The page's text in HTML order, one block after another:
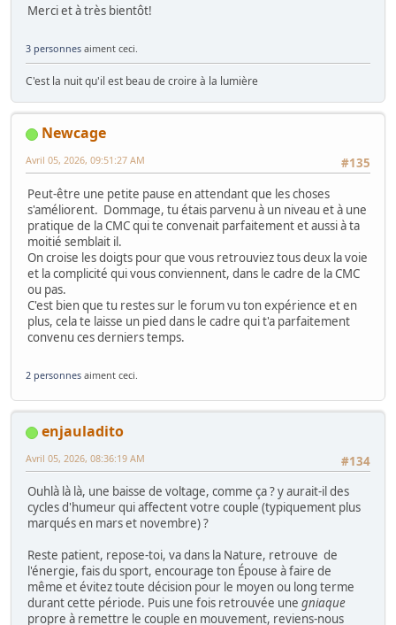
Merci et à très bientôt!
3 personnes aiment ceci.
C'est la nuit qu'il est beau de croire à la lumière
Newcage
#135
Avril 05, 2026, 09:51:27 AM
Peut-être une petite pause en attendant que les choses
s'améliorent. Dommage, tu étais parvenu à un niveau et à une
pratique de la CMC qui te convenait parfaitement et aussi à ta
moitié semblait il.
On croise les doigts pour que vous retrouviez tous deux la voie
et la complicité qui vous conviennent, dans le cadre de la CMC
ou pas.
C'est bien que tu restes sur le forum vu ton expérience et en
plus, cela te laisse un pied dans le cadre qui t'a parfaitement
convenu ces derniers temps.
2 personnes aiment ceci.
enjauladito
#134
Avril 05, 2026, 08:36:19 AM
Ouhlà là là, une baisse de voltage, comme ça ? y aurait-il des
cycles d'humeur qui affectent votre couple (typiquement plus
marqués en mars et novembre) ?
Reste patient, repose-toi, va dans la Nature, retrouve de
l'énergie, fais du sport, encourage ton Épouse à faire de
même et évitez toute décision pour le moyen ou long terme
durant cette période. Puis une fois retrouvée une gniaque
propre à remettre le couple en mouvement, reviens-nous